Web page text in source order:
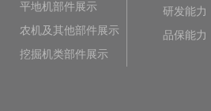
平地机部件展示
农机及其他部件展示
挖掘机类部件展示
研发能力
品保能力